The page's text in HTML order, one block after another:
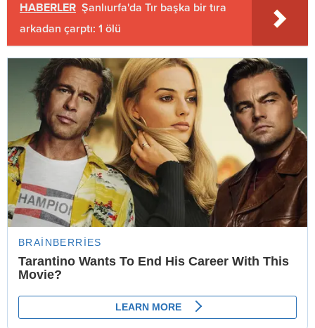
HABERLER Şanlıurfa'da Tır başka bir tıra
arkadan çarptı: 1 ölü